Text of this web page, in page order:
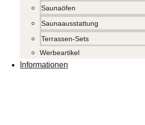
Saunaöfen
Saunaausstattung
Terrassen-Sets
Werbeartikel
Informationen